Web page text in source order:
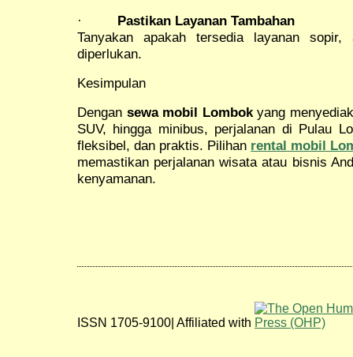
· Pastikan Layanan Tambahan
Tanyakan apakah tersedia layanan
diperlukan.
Kesimpulan
Dengan sewa mobil Lombokyang
SUV, hingga minibus, perjalanan di Pulau
fleksibel, dan praktis. Pilihan rental mobil
memastikan perjalanan wisata atau bisnis
kenyamanan.
ISSN 1705-9100| Affiliated with